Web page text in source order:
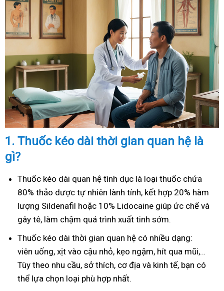
1. Thuốc kéo dài thời gian quan hệ là
gì?
Thuốc kéo dài quan hệ tình dục là loại thuốc chứa
80% thảo dược tự nhiên lành tính, kết hợp 20% hàm
lượng Sildenafil hoặc 10% Lidocaine giúp ức chế và
gây tê, làm chậm quá trình xuất tinh sớm.
Thuốc kéo dài thời gian quan hệ có nhiều dạng:
viên uống, xịt vào cậu nhỏ, kẹo ngậm, hít qua mũi,…
Tùy theo nhu cầu, sở thích, cơ địa và kinh tế, bạn có
thể lựa chọn loại phù hợp nhất.